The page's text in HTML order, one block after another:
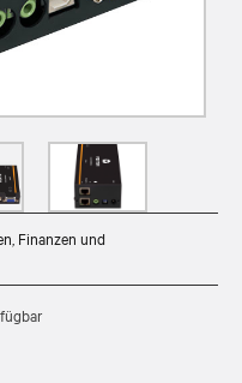
Finanzen und